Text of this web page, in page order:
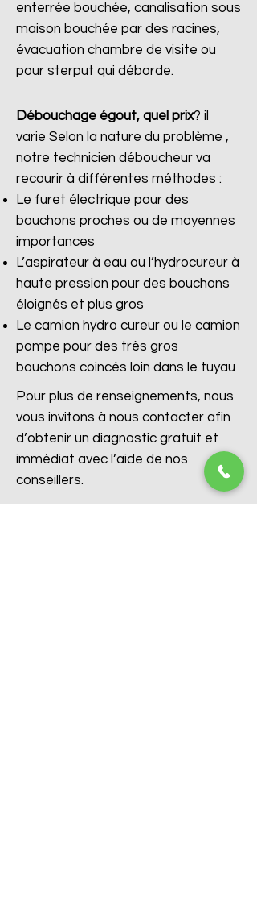
enterrée bouchée, canalisation sous
maison bouchée par des racines,
évacuation chambre de visite ou
pour sterput qui déborde.
Débouchage égout, quel prix? il
varie Selon la nature du problème ,
notre technicien déboucheur va
recourir à différentes méthodes :
Le furet électrique pour des
bouchons proches ou de moyennes
importances
L’aspirateur à eau ou l’hydrocureur à
haute pression pour des bouchons
éloignés et plus gros
Le camion hydro cureur ou le camion
pompe pour des très gros
bouchons coincés loin dans le tuyau
Pour plus de renseignements, nous
vous invitons à nous contacter afin
d’obtenir un diagnostic gratuit et
immédiat avec l’aide de nos
conseillers.